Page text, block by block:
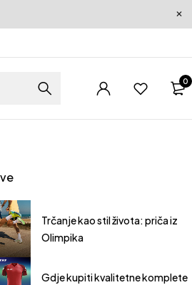
0
Trčanje kao stil života: priča iz
Olimpika
Gdje kupiti kvalitetne komplete